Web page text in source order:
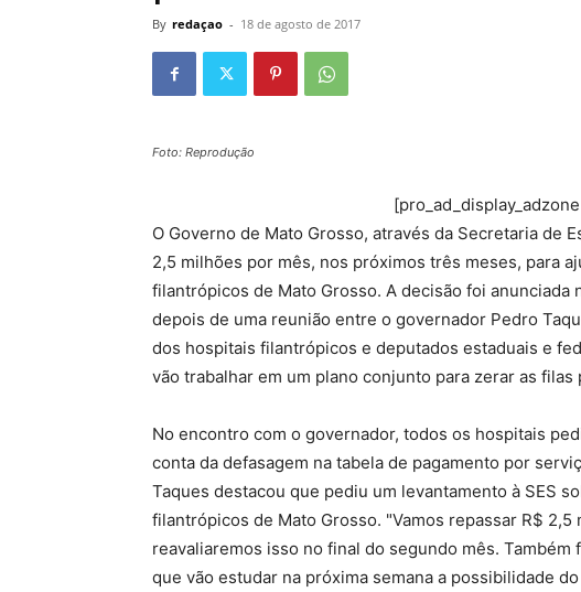
By redaçao - 18 de agosto de 2017
Foto: Reprodução
O Governo de Mato Grosso, através da Secretaria de
2,5 milhões por mês, nos próximos três meses, para
filantrópicos de Mato Grosso. A decisão foi anunciada
depois de uma reunião entre o governador Pedro
dos hospitais filantrópicos e deputados estaduais e
vão trabalhar em um plano conjunto para zerar as filas
No encontro com o governador, todos os hospitais
conta da defasagem na tabela de pagamento por
Taques destacou que pediu um levantamento à SES
filantrópicos de Mato Grosso. "Vamos repassar R$
reavaliaremos isso no final do segundo mês.
que vão estudar na próxima semana a possibilidade